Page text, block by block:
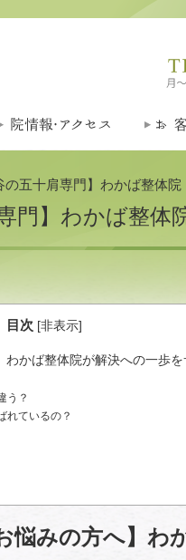
の五十肩専門】わかば整体
門】わかば整
目次 [非表示]
わかば整体院が解決への一歩を
う？
れているの？
悩みの方へ】わ